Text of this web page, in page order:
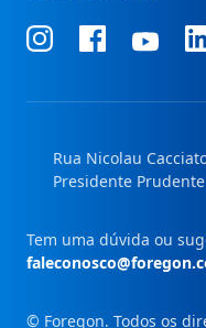
ConheçaConheçaConheça
Rua Nicolau
Presidente Prudente
Tem uma dúvida ou
© Foregon. Todos os